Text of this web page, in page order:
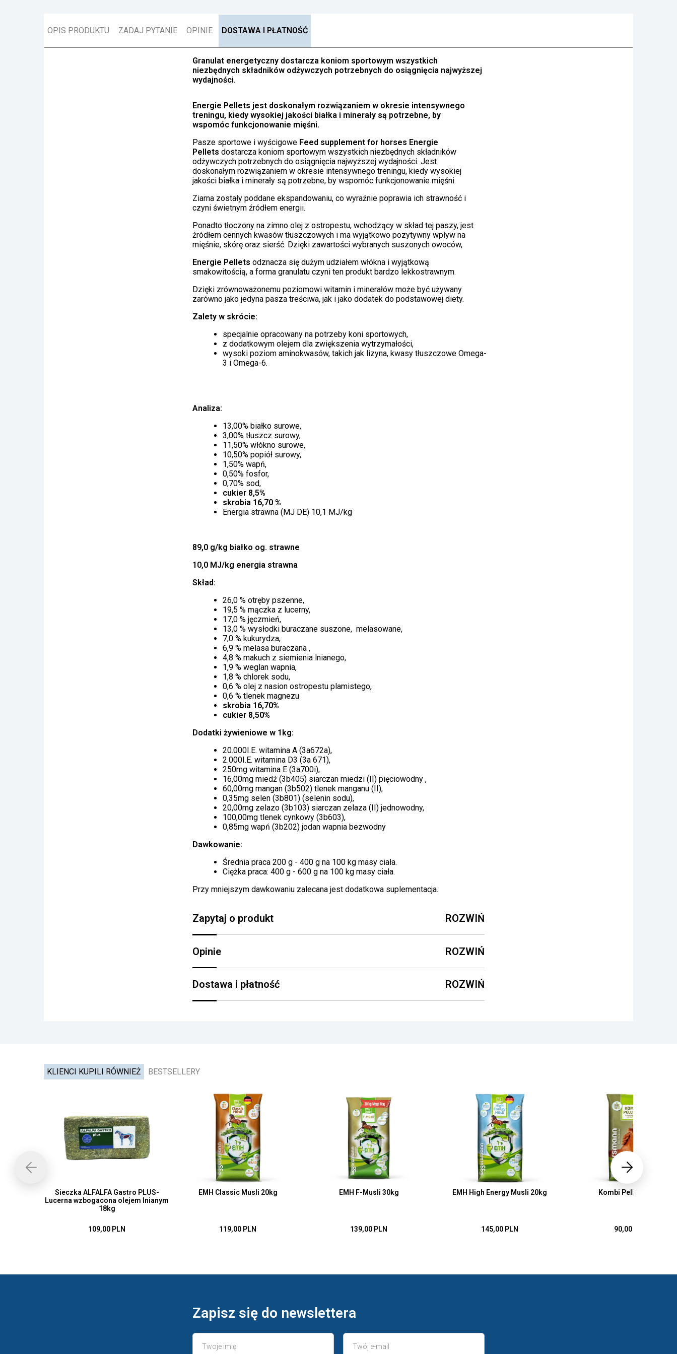
OPIS PRODUKTU ZADAJ PYTANIE OPINIE DOSTAWA I PŁATNOŚĆ
Granulat energetyczny dostarcza koniom sportowym wszystkich
niezbędnych składników odżywczych potrzebnych do osiągnięcia najwyższej
wydajności.
Energie Pellets jest doskonałym rozwiązaniem w okresie intensywnego
treningu, kiedy wysokiej jakości białka i minerały są potrzebne, by
wspomóc funkcjonowanie mięśni.
Pasze sportowe i wyścigowe Feed supplement for horses Energie
Pellets dostarcza koniom sportowym wszystkich niezbędnych składników
odżywczych potrzebnych do osiągnięcia najwyższej wydajności. Jest
doskonałym rozwiązaniem w okresie intensywnego treningu, kiedy wysokiej
jakości białka i minerały są potrzebne, by wspomóc funkcjonowanie mięśni.
Ziarna zostały poddane ekspandowaniu, co wyraźnie poprawia ich strawność i
czyni świetnym źródłem energii.
Ponadto tłoczony na zimno olej z ostropestu, wchodzący w skład tej paszy, jest
źródłem cennych kwasów tłuszczowych i ma wyjątkowo pozytywny wpływ na
mięśnie, skórę oraz sierść. Dzięki zawartości wybranych suszonych owoców,
Energie Pellets odznacza się dużym udziałem włókna i wyjątkową
smakowitością, a forma granulatu czyni ten produkt bardzo lekkostrawnym.
Dzięki zrównoważonemu poziomowi witamin i minerałów może być używany
zarówno jako jedyna pasza treściwa, jak i jako dodatek do podstawowej diety.
Zalety w skrócie:
specjalnie opracowany na potrzeby koni sportowych,
z dodatkowym olejem dla zwiększenia wytrzymałości,
wysoki poziom aminokwasów, takich jak lizyna, kwasy tłuszczowe Omega-
3 i Omega-6.
Analiza:
13,00% białko surowe,
3,00% tłuszcz surowy,
11,50% włókno surowe,
10,50% popiół surowy,
1,50% wapń,
0,50% fosfor,
0,70% sod,
cukier 8,5%
skrobia 16,70 %
Energia strawna (MJ DE) 10,1 MJ/kg
89,0 g/kg białko og. strawne
10,0 MJ/kg energia strawna
Skład:
26,0 % otręby pszenne,
19,5 % mączka z lucerny,
17,0 % jęczmień,
13,0 % wysłodki buraczane suszone, melasowane,
7,0 % kukurydza,
6,9 % melasa buraczana ,
4,8 % makuch z siemienia lnianego,
1,9 % weglan wapnia,
1,8 % chlorek sodu,
0,6 % olej z nasion ostropestu plamistego,
0,6 % tlenek magnezu
skrobia 16,70%
cukier 8,50%
Dodatki żywieniowe w 1kg:
20.000I.E. witamina A (3a672a),
2.000I.E. witamina D3 (3a 671),
250mg witamina E (3a700i),
16,00mg miedź (3b405) siarczan miedzi (II) pięciowodny ,
60,00mg mangan (3b502) tlenek manganu (II),
0,35mg selen (3b801) (selenin sodu),
20,00mg zelazo (3b103) siarczan zelaza (II) jednowodny,
100,00mg tlenek cynkowy (3b603),
0,85mg wapń (3b202) jodan wapnia bezwodny
Dawkowanie:
Średnia praca 200 g - 400 g na 100 kg masy ciała.
Ciężka praca: 400 g - 600 g na 100 kg masy ciała.
Przy mniejszym dawkowaniu zalecana jest dodatkowa suplementacja.
Zapytaj o produkt ROZWIŃ
Opinie ROZWIŃ
Dostawa i płatność ROZWIŃ
KLIENCI KUPILI RÓWNIEŻ BESTSELLERY
Sieczka ALFALFA Gastro PLUS-
Lucerna wzbogacona olejem lnianym
18kg
109,00 PLN
EMH Classic Musli 20kg
119,00 PLN
EMH F-Musli 30kg
139,00 PLN
EMH High Energy Musli 20kg
145,00 PLN
Kombi Pellets 25kg
90,00 PLN
Zapisz się do newslettera